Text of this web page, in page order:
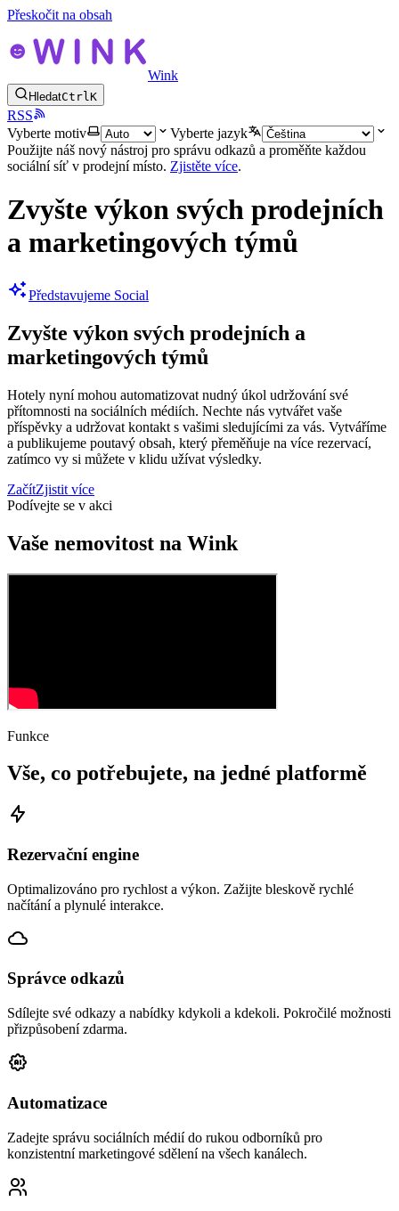
Přeskočit na obsah
Wink
HledatCtrlK
RSS
Vyberte motiv
Vyberte jazyk
Použijte náš nový nástroj pro správu odkazů a proměňte každou
sociální síť v prodejní místo. Zjistěte více.
Zvyšte výkon svých prodejních
a marketingových týmů
Představujeme Social
Zvyšte výkon svých prodejních a
marketingových týmů
Hotely nyní mohou automatizovat nudný úkol udržování své
přítomnosti na sociálních médiích. Nechte nás vytvářet vaše
příspěvky a udržovat kontakt s vašimi sledujícími za vás. Vytváříme
a publikujeme poutavý obsah, který přeměňuje na více rezervací,
zatímco vy si můžete v klidu užívat výsledky.
ZačítZjistit více
Podívejte se v akci
Vaše nemovitost na Wink
Funkce
Vše, co potřebujete, na jedné platformě
Rezervační engine
Optimalizováno pro rychlost a výkon. Zažijte bleskově rychlé
načítání a plynulé interakce.
Správce odkazů
Sdílejte své odkazy a nabídky kdykoli a kdekoli. Pokročilé možnosti
přizpůsobení zdarma.
Automatizace
Zadejte správu sociálních médií do rukou odborníků pro
konzistentní marketingové sdělení na všech kanálech.